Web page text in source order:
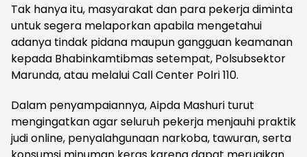
Tak hanya itu, masyarakat dan para pekerja diminta
untuk segera melaporkan apabila mengetahui
adanya tindak pidana maupun gangguan keamanan
kepada Bhabinkamtibmas setempat, Polsubsektor
Marunda, atau melalui Call Center Polri 110.
Dalam penyampaiannya, Aipda Mashuri turut
mengingatkan agar seluruh pekerja menjauhi praktik
judi online, penyalahgunaan narkoba, tawuran, serta